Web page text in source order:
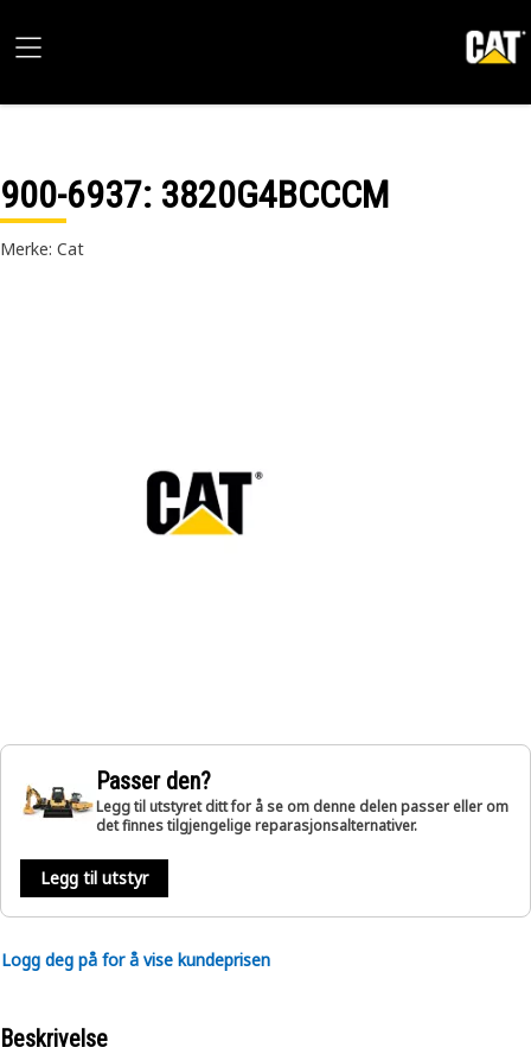
900-6937: 3820G4BCCCM
Merke: Cat
Passer den?
Legg til utstyret ditt for å se om denne delen passer eller om
det finnes tilgjengelige reparasjonsalternativer.
Legg til utstyr
Logg deg på for å vise kundeprisen
Beskrivelse